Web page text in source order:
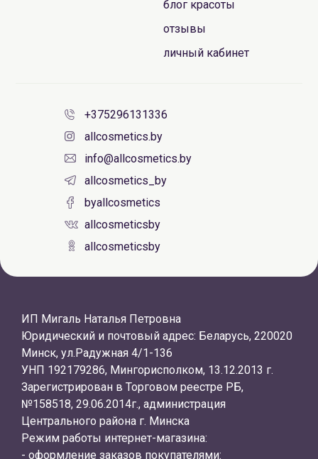
блог красоты
отзывы
личный кабинет
+375296131336
allcosmetics.by
info@allcosmetics.by
allcosmetics_by
byallcosmetics
allcosmeticsby
allcosmeticsby
ИП Мигаль Наталья Петровна
Юридический и почтовый адрес: Беларусь, 220020
Минск, ул.Радужная 4/1-136
УНП 192179286, Мингорисполком, 13.12.2013 г.
Зарегистрирован в Торговом реестре РБ,
№158518, 29.06.2014г., администрация
Центрального района г. Минска
Режим работы интернет-магазина:
- оформление заказов покупателями: